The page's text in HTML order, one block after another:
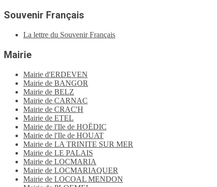
Souvenir Français
La lettre du Souvenir Français
Mairie
Mairie d'ERDEVEN
Mairie de BANGOR
Mairie de BELZ
Mairie de CARNAC
Mairie de CRAC'H
Mairie de ETEL
Mairie de l'Ile de HOËDIC
Mairie de l'Ile de HOUAT
Mairie de LA TRINITE SUR MER
Mairie de LE PALAIS
Mairie de LOCMARIA
Mairie de LOCMARIAQUER
Mairie de LOCOAL MENDON